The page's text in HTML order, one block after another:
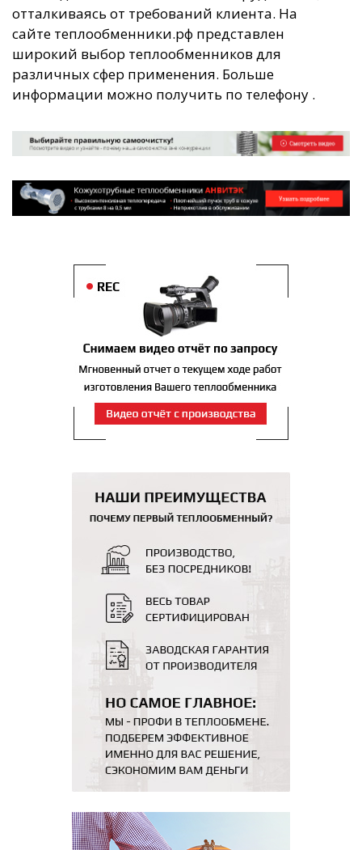
отталкиваясь от требований клиента. На
сайте теплообменники.рф представлен
широкий выбор теплообменников для
различных сфер применения. Больше
информации можно получить по телефону .